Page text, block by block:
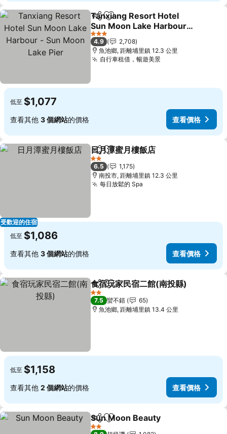
分享 加入我的最愛
Tanxiang Resort Hotel
Sun Moon Lake Harbour -
Sun Moon Lake Pier
查看價格
3 星級
4.9
2,708
魚池鄉, 距離埔里鎮 12.3 公里
自行車租借，暢遊美景查看價格
低至 $1,077
查看其他 3 個網站的價格 查看價格
受歡迎的住宿
分享 加入我的最愛
日月潭蜜月樓飯店
2 星級
6.5
1,175
南投市, 距離埔里鎮 12.3 公里
每日放鬆的 Spa
低至 $1,086
查看其他 3 個網站的價格 查看價格
分享 加入我的最愛
食宿玩家民宿二館(南投縣)
2 星級
7.5 蠻不錯
65
魚池鄉, 距離埔里鎮 13.4 公里
低至 $1,158
查看其他 2 個網站的價格 查看價格
分享 加入我的最愛
Sun Moon Beauty
2 星級